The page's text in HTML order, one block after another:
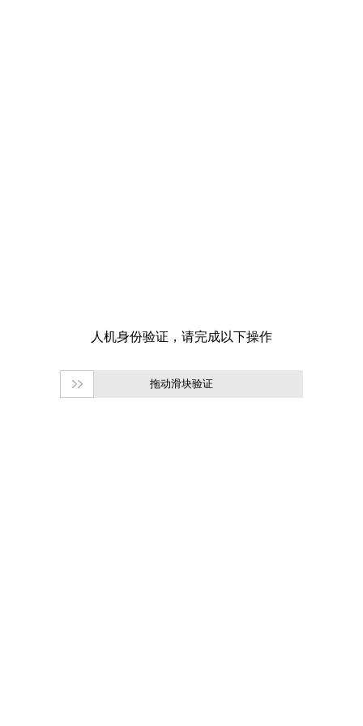
拖动滑块验证